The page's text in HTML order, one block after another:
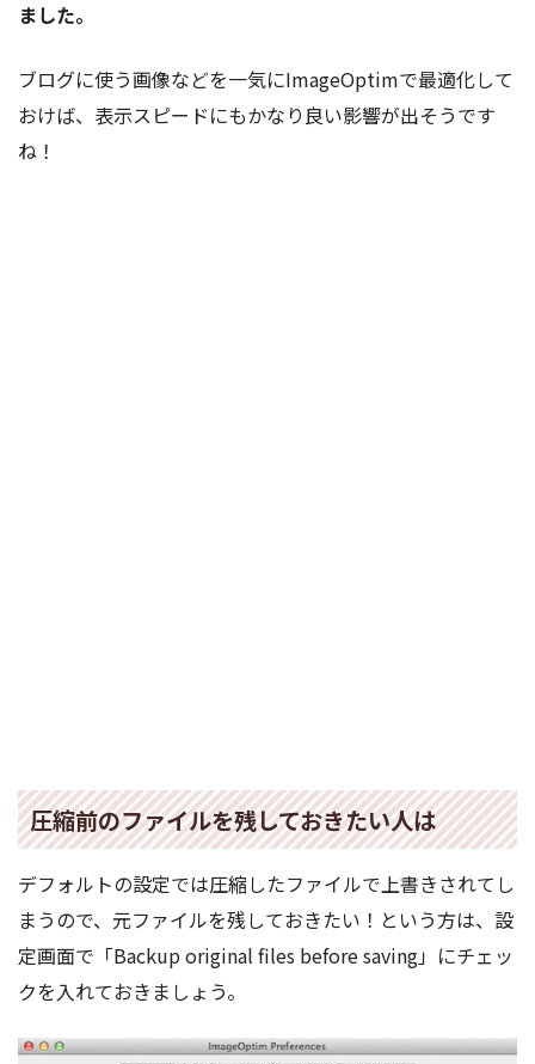
ました。
ブログに使う画像などを一気にImageOptimで最適化して
おけば、表示スピードにもかなり良い影響が出そうです
ね！
圧縮前のファイルを残しておきたい人は
デフォルトの設定では圧縮したファイルで上書きされてし
まうので、元ファイルを残しておきたい！という方は、設
定画面で「Backup original files before saving」にチェッ
クを入れておきましょう。